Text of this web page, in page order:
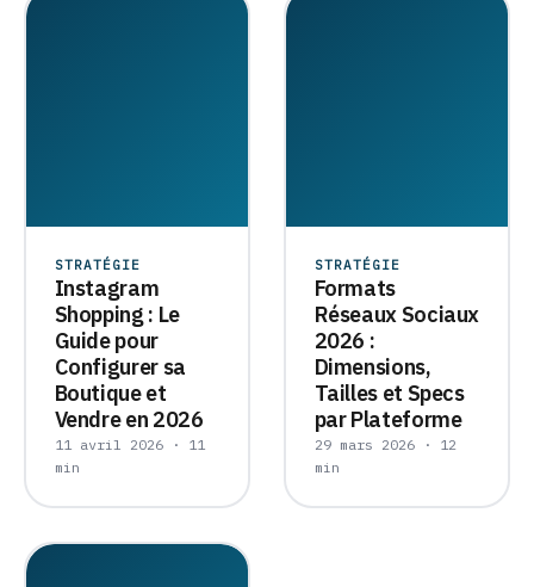
STRATÉGIE
Instagram
Shopping : Le
Guide pour
Configurer sa
Boutique et
Vendre en 2026
11 avril 2026 · 11
min
STRATÉGIE
Formats
Réseaux Sociaux
2026 :
Dimensions,
Tailles et Specs
par Plateforme
29 mars 2026 · 12
min